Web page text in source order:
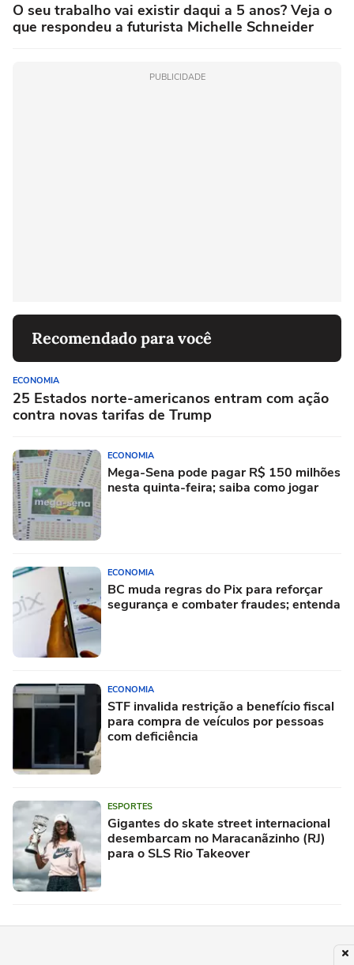
O seu trabalho vai existir daqui a 5 anos? Veja o
que respondeu a futurista Michelle Schneider
PUBLICIDADE
Recomendado para você
ECONOMIA
25 Estados norte-americanos entram com ação
contra novas tarifas de Trump
ECONOMIA
Mega-Sena pode pagar R$ 150 milhões
nesta quinta-feira; saiba como jogar
ECONOMIA
BC muda regras do Pix para reforçar
segurança e combater fraudes; entenda
ECONOMIA
STF invalida restrição a benefício fiscal
para compra de veículos por pessoas
com deficiência
ESPORTES
Gigantes do skate street internacional
desembarcam no Maracanãzinho (RJ)
para o SLS Rio Takeover